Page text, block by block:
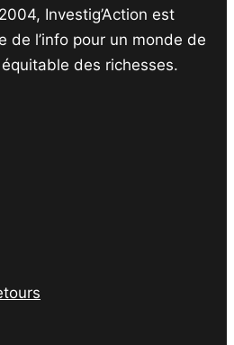
Investig’Action est
de l’info pour un monde de
des richesses.